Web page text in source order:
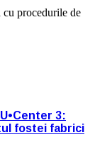
cu procedurile de
3:
fostei fabrici